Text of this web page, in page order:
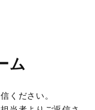
ム
ください。